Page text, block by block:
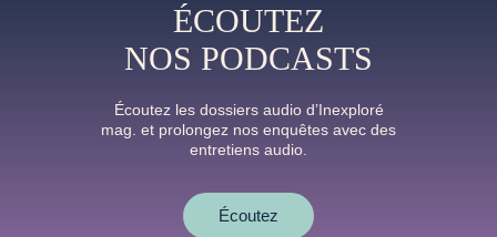
ÉCOUTEZ
NOS PODCASTS
Écoutez les dossiers audio d’Inexploré
mag. et prolongez nos enquêtes avec des
entretiens audio.
Écoutez